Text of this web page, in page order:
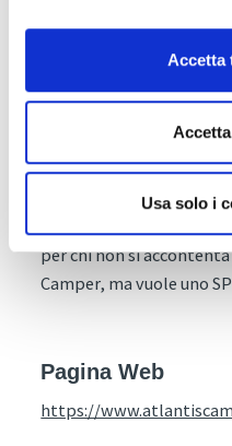
Accetta
Usa solo i
la massima efficienza.
dinette face-to-face
è caratterizzata dal
È possibile compiere
dedicare alcuni vani ad
per chi non si
Camper, ma vuole uno
Pagina Web
https://